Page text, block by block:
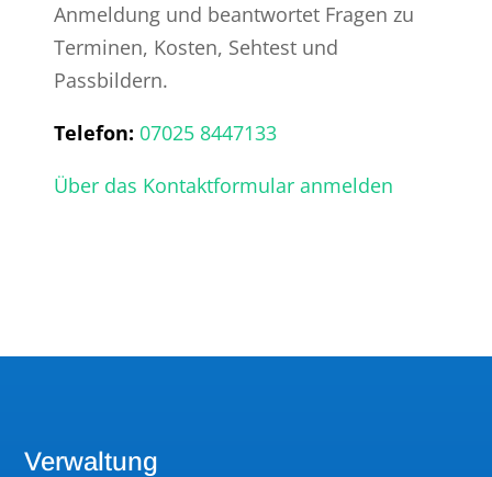
Anmeldung und beantwortet Fragen zu
Terminen, Kosten, Sehtest und
Passbildern.
Telefon: 07025 8447133
Über das Kontaktformular anmelden
Verwaltung